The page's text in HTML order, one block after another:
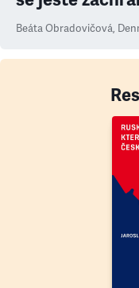
Beáta Obradovičová,